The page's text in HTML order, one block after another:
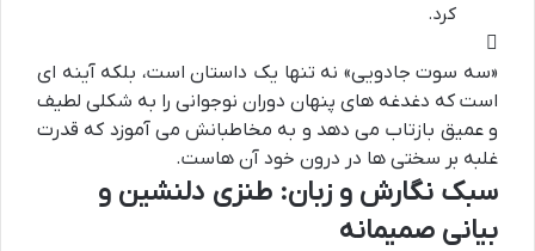
کرد.
«سه سوت جادویی» نه تنها یک داستان است، بلکه آینه ای
است که دغدغه های پنهان دوران نوجوانی را به شکلی لطیف
و عمیق بازتاب می دهد و به مخاطبانش می آموزد که قدرت
غلبه بر سختی ها در درون خود آن هاست.
سبک نگارش و زبان: طنزی دلنشین و
بیانی صمیمانه